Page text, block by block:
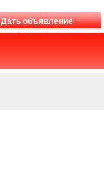
Дать объявление